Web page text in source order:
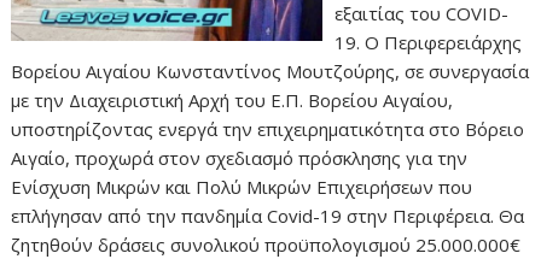
εξαιτίας του COVID-
19. Ο Περιφερειάρχης
Βορείου Αιγαίου Κωνσταντίνος Μουτζούρης, σε συνεργασία
με την Διαχειριστική Αρχή του Ε.Π. Βορείου Αιγαίου,
υποστηρίζοντας ενεργά την επιχειρηματικότητα στο Βόρειο
Αιγαίο, προχωρά στον σχεδιασμό πρόσκλησης για την
Ενίσχυση Μικρών και Πολύ Μικρών Επιχειρήσεων που
επλήγησαν από την πανδημία Covid-19 στην Περιφέρεια. Θα
ζητηθούν δράσεις συνολικού προϋπολογισμού 25.000.000€